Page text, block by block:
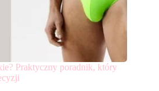
Praktyczny poradnik, który